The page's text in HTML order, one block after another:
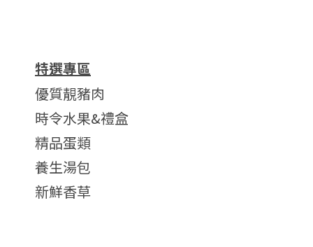
特選專區
優質靚豬肉
時令水果&禮盒
精品蛋類
養生湯包
新鮮香草